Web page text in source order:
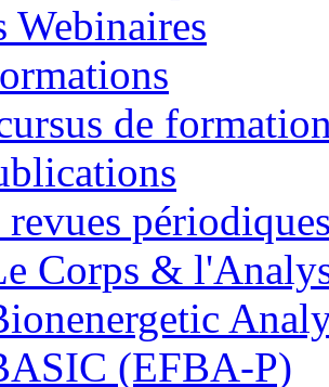
Webinaires
de
revues
Corps &
(EFBA-P)